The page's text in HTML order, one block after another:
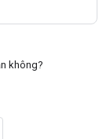
không?